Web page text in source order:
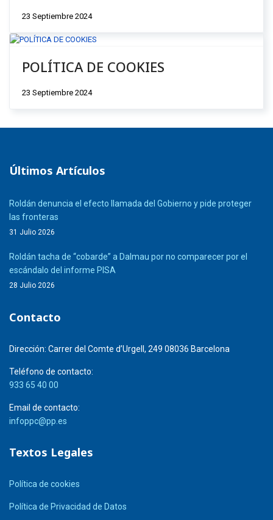
23 Septiembre 2024
POLÍTICA DE COOKIES
23 Septiembre 2024
Últimos Artículos
Roldán denuncia el efecto llamada del Gobierno y pide proteger
las fronteras
31 Julio 2026
Roldán tacha de “cobarde” a Dalmau por no comparecer por el
escándalo del informe PISA
28 Julio 2026
Contacto
Dirección: Carrer del Comte d’Urgell, 249 08036 Barcelona
Teléfono de contacto:
933 65 40 00
Email de contacto:
infoppc@pp.es
Textos Legales
Política de cookies
Política de Privacidad de Datos